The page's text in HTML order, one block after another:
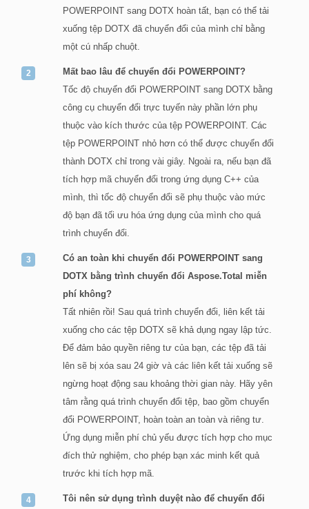
POWERPOINT sang DOTX hoàn tất, bạn có thể tải
xuống tệp DOTX đã chuyển đổi của mình chỉ bằng
một cú nhấp chuột.
Mất bao lâu để chuyển đổi POWERPOINT?
Tốc độ chuyển đổi POWERPOINT sang DOTX bằng
công cụ chuyển đổi trực tuyến này phần lớn phụ
thuộc vào kích thước của tệp POWERPOINT. Các
tệp POWERPOINT nhỏ hơn có thể được chuyển đổi
thành DOTX chỉ trong vài giây. Ngoài ra, nếu bạn đã
tích hợp mã chuyển đổi trong ứng dụng C++ của
mình, thì tốc độ chuyển đổi sẽ phụ thuộc vào mức
độ bạn đã tối ưu hóa ứng dụng của mình cho quá
trình chuyển đổi.
Có an toàn khi chuyển đổi POWERPOINT sang
DOTX bằng trình chuyển đổi Aspose.Total miễn
phí không?
Tất nhiên rồi! Sau quá trình chuyển đổi, liên kết tải
xuống cho các tệp DOTX sẽ khả dụng ngay lập tức.
Để đảm bảo quyền riêng tư của bạn, các tệp đã tải
lên sẽ bị xóa sau 24 giờ và các liên kết tải xuống sẽ
ngừng hoạt động sau khoảng thời gian này. Hãy yên
tâm rằng quá trình chuyển đổi tệp, bao gồm chuyển
đổi POWERPOINT, hoàn toàn an toàn và riêng tư.
Ứng dụng miễn phí chủ yếu được tích hợp cho mục
đích thử nghiệm, cho phép bạn xác minh kết quả
trước khi tích hợp mã.
Tôi nên sử dụng trình duyệt nào để chuyển đổi